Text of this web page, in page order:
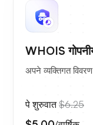
WHOIS
अपने व्यक्तिगत
पे शुरुवात$6.25